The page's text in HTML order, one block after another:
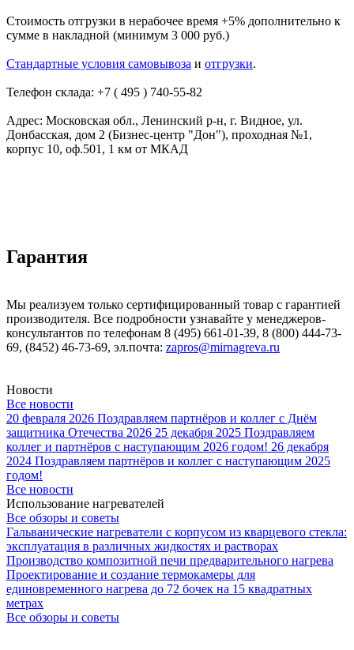
Стоимость отгрузки в нерабочее время +5% дополнительно к
сумме в накладной (минимум 3 000 руб.)
Стандартные условия самовывоза и отгрузки.
Телефон склада: +7 ( 495 ) 740-55-82
Адрес: Московская обл., Ленинский р-н, г. Видное, ул.
Донбасская, дом 2 (Бизнес-центр "Дон"), проходная №1,
корпус 10, оф.501, 1 км от МКАД
Гарантия
Мы реализуем только сертифицированный товар с гарантией
производителя. Все подробности узнавайте у менеджеров-
консультантов по телефонам 8 (495) 661-01-39, 8 (800) 444-73-
69, (8452) 46-73-69, эл.почта: zapros@mirnagreva.ru
Новости
Все новости
20 февраля 2026 Поздравляем партнёров и коллег с Днём
защитника Отечества 2026 25 декабря 2025 Поздравляем
коллег и партнёров с наступающим 2026 годом! 26 декабря
2024 Поздравляем партнёров и коллег с наступающим 2025
годом!
Все новости
Использование нагревателей
Все обзоры и советы
Гальванические нагреватели с корпусом из кварцевого стекла:
эксплуатация в различных жидкостях и растворах
Производство композитной печи предварительного нагрева
Проектирование и создание термокамеры для
единовременного нагрева до 72 бочек на 15 квадратных
метрах
Все обзоры и советы